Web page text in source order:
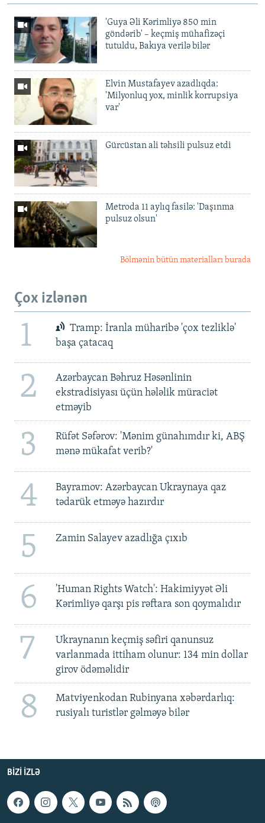
'Guya Əli Kərimliyə 850 min
göndərib' – keçmiş mühafizəçi
tutuldu, Bakıya verilə bilər
Elvin Mustafayev azadlıqda:
'Milyonluq yox, minlik korrupsiya
var'
Gürcüstan ali təhsili pulsuz etdi
Metroda 11 aylıq fasilə: 'Daşınma
pulsuz olsun'
Bölmənin bütün materialları burada
Çox izlənən
1
Tramp: İranla müharibə 'çox tezliklə'
başa çatacaq
2
Azərbaycan Bəhruz Həsənlinin
ekstradisiyası üçün hələlik müraciət
etməyib
3
Rüfət Səfərov: 'Mənim günahımdır ki, ABŞ
mənə mükafat verib?'
4
Bayramov: Azərbaycan Ukraynaya qaz
tədarük etməyə hazırdır
5 Zamin Salayev azadlığa çıxıb
6
'Human Rights Watch': Hakimiyyət Əli
Kərimliyə qarşı pis rəftara son qoymalıdır
7
Ukraynanın keçmiş səfiri qanunsuz
varlanmada ittiham olunur: 134 min dollar
girov ödəməlidir
8
Matviyenkodan Rubinyana xəbərdarlıq:
rusiyalı turistlər gəlməyə bilər
BIZI IZLƏ